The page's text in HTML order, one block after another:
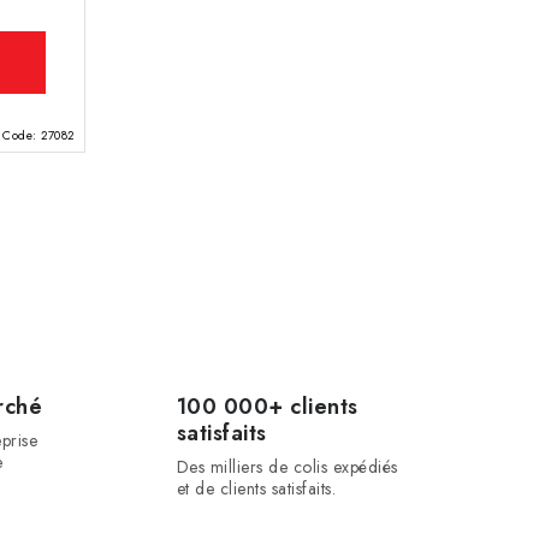
Code: 27082
100 000+ clients
satisfaits
Des milliers de colis expédiés
et de clients satisfaits.